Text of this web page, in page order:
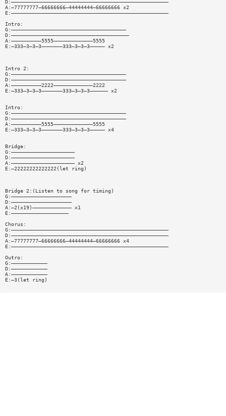
D:————————————————————————————————————————————————————
A:—77777777—66666666—44444444—66666666 x2
E:————————————————————————————————————————————————————
Intro:
G:——————————————————————————————————————
D:———————————————————————————————————————
A:——————————5555—————————————5555
E:—333—3—3—3———————333—3—3—3————— x2
Intro 2:
G:——————————————————————————————————————
D:——————————————————————————————————————
A:——————————2222—————————————2222
E:—333—3—3—3———————333—3—3—3—————— x2
Intro:
G:——————————————————————————————————————
D:——————————————————————————————————————
A:——————————5555—————————————5555
E:—333—3—3—3———————333—3—3—3————— x4
Bridge:
G:—————————————————————
D:—————————————————————
A:————————————————————— x2
E:—22222222222222(let ring)
Bridge 2:(Listen to song for timing)
G:————————————————————
D:————————————————————
A:—2(x19)————————————— x1
E:———————————————————
Chorus:
G:————————————————————————————————————————————————————
D:————————————————————————————————————————————————————
A:—77777777—66666666—44444444—66666666 x4
E:————————————————————————————————————————————————————
Outro:
G:————————————
D:————————————
A:————————————
E:—3(let ring)